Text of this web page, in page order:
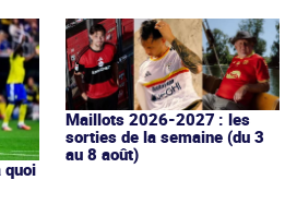
quoi
Maillots 2026-2027 : les
sorties de la semaine (du 3
au 8 août)